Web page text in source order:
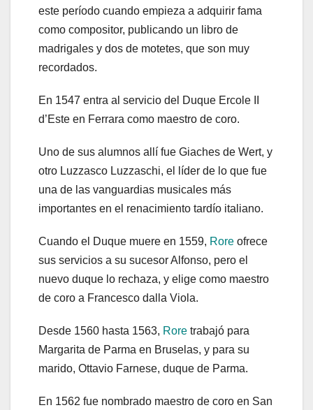
este período cuando empieza a adquirir fama
como compositor, publicando un libro de
madrigales y dos de motetes, que son muy
recordados.
En 1547 entra al servicio del Duque Ercole II
d’Este en Ferrara como maestro de coro.
Uno de sus alumnos allí fue Giaches de Wert, y
otro Luzzasco Luzzaschi, el líder de lo que fue
una de las vanguardias musicales más
importantes en el renacimiento tardío italiano.
Cuando el Duque muere en 1559, Rore ofrece
sus servicios a su sucesor Alfonso, pero el
nuevo duque lo rechaza, y elige como maestro
de coro a Francesco dalla Viola.
Desde 1560 hasta 1563, Rore trabajó para
Margarita de Parma en Bruselas, y para su
marido, Ottavio Farnese, duque de Parma.
En 1562 fue nombrado maestro de coro en San